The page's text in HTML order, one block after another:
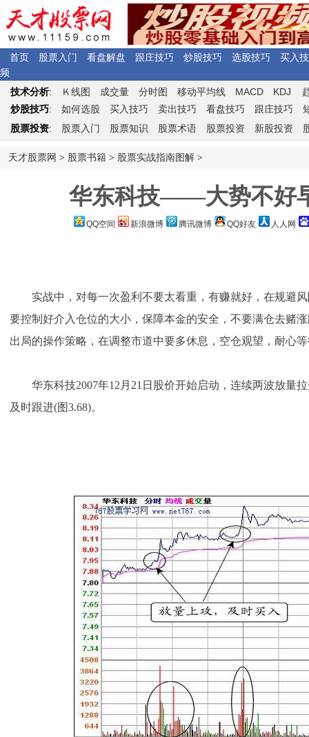
首页 股票入门 看盘解盘 跟庄技巧 炒股技巧 选股技巧
买入
频
技术分析: Ｋ 线图 成交量 分时图 移动平均线 MACD KDJ
炒股技巧: 如何选股 买入技巧 卖出技巧 看盘技巧 跟庄技巧
股票投资: 股票入门 股票知识 股票术语 股票投资 新股投资
天才股票网 > 股票书籍 > 股票实战指南图解 >
华东科技——大势不好
QQ空间 新浪微博 腾讯微博 QQ好友 人人网
实战中，对每一次盈利不要太看重，有赚就好，在规避风
要控制好介入仓位的大小，保障本金的安全，不要满仓去赌
出局的操作策略，在调整市道中要多休息，空仓观望，耐心
华东科技2007年12月21日股价开始启动，连续两波放量
及时跟进(图3.68)。